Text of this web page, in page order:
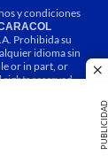
PUBLICIDAD
y condiciones
Prohibida su
idioma sin
or in part, or
reserved